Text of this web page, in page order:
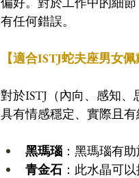
有任何錯誤。
【適合ISTJ蛇夫座男女佩
對於ISTJ（內向、感知
具有情感穩定、實際且
黑瑪瑙 ：黑瑪瑙有
青金石 ：此水晶可